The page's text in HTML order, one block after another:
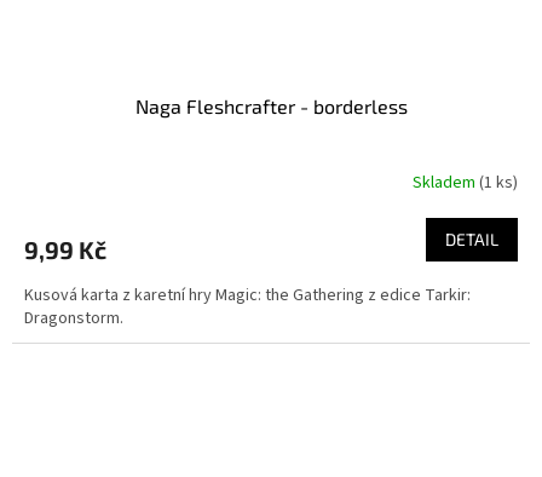
Naga Fleshcrafter - borderless
Skladem (1 ks)
9,99 Kč DETAIL
Kusová karta z karetní hry Magic: the Gathering z edice Tarkir:
Dragonstorm.